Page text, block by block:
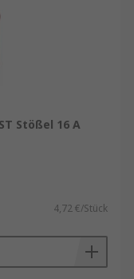
Stößel 16 A
4,72 €/Stück